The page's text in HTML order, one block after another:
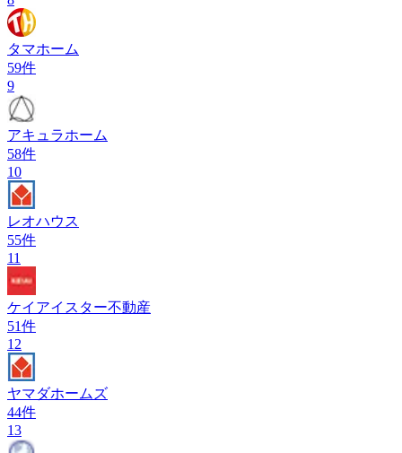
タマホーム
59件
9
アキュラホーム
58件
10
レオハウス
55件
11
ケイアイスター不動産
51件
12
ヤマダホームズ
44件
13